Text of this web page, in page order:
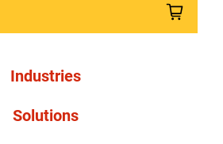
Industries
Solutions